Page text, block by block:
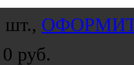
шт.,
0 руб.